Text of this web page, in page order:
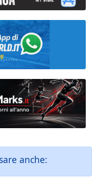
anche: